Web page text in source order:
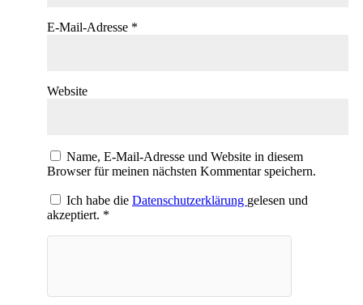
E-Mail-Adresse *
Website
Name, E-Mail-Adresse und Website in diesem
Browser für meinen nächsten Kommentar speichern.
Ich habe die Datenschutzerklärung gelesen und
akzeptiert. *